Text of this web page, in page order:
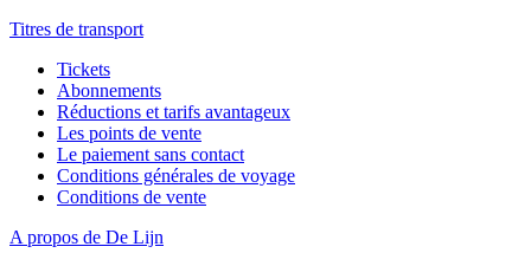
Titres de transport
Tickets
Abonnements
Réductions et tarifs avantageux
Les points de vente
Le paiement sans contact
Conditions générales de voyage
Conditions de vente
A propos de De Lijn